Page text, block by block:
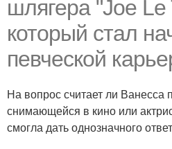
шлягера "Joe Le
который стал
певческой
На вопрос считает ли Ванесса
снимающейся в кино или
смогла дать однозначного